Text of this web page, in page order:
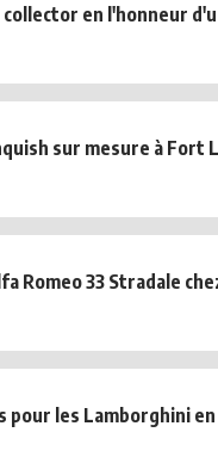
collector en l'honneur
sur mesure à Fort
Romeo 33 Stradale
pour les Lamborghini